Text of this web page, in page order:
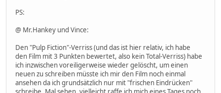
PS:
@ Mr.Hankey und Vince:
Den "Pulp Fiction"-Verriss (und das ist hier relativ, ich habe
den Film mit 3 Punkten bewertet, also kein Total-Verriss) habe
ich inzwischen voreiligerweise wieder gelöscht, um einen
neuen zu schreiben müsste ich mir den Film noch einmal
ansehen da ich grundsätzlich nur mit "frischen Eindrücken"